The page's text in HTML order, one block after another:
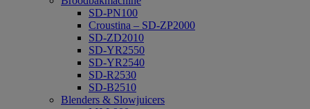
SD-PN100
Croustina – SD-ZP2000
SD-ZD2010
SD-YR2550
SD-YR2540
SD-R2530
SD-B2510
Blenders & Slowjuicers